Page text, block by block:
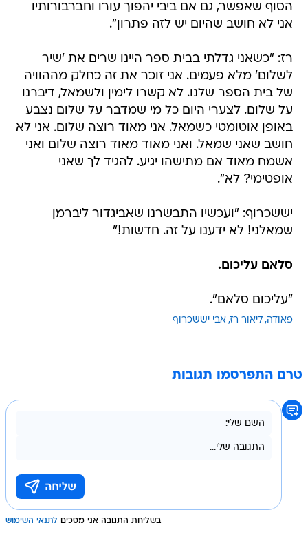
הסוף שאפשר, גם אם ביבי יהפוך עורו וחברבורותיו
אני לא חושב שהיום יש לזה פתרון".
רז: "כשאני גדלתי בבית ספר היינו שרים את 'שיר
לשלום' מלא פעמים. אני זוכר את זה כחלק מההוויה
של בית הספר שלנו. לא קשרו לימין ולשמאל, דיברנו
על שלום. לצערי היום כל מי שמדבר על שלום נצבע
באופן אוטומטי כשמאל. אני מאוד רוצה שלום. אני לא
חושב שאני שמאל. ואני מאוד מאוד רוצה שלום ואני
אשמח מאוד אם מתישהו יגיע. להגיד לך שאני
אופטימי? לא".
יששכרוף: "ועכשיו התבשרנו שאביגדור ליברמן
שמאלני! לא ידענו על זה. חדשות!"
סלאם עליכום.
"עליכום סלאם".
פאודה ליאור רז אבי יששכרוף
טרם התפרסמו תגובות
בשליחת התגובה אני מסכים לתנאי השימוש